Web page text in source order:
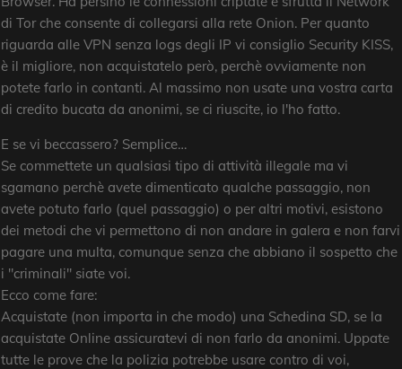
di Tor che consente di collegarsi alla rete Onion. Per quanto
riguarda alle VPN senza logs degli IP vi consiglio Security KISS,
è il migliore, non acquistatelo però, perchè ovviamente non
potete farlo in contanti. Al massimo non usate una vostra carta
di credito bucata da anonimi, se ci riuscite, io l'ho fatto.
E se vi beccassero? Semplice…
Se commettete un qualsiasi tipo di attività illegale ma vi
sgamano perchè avete dimenticato qualche passaggio, non
avete potuto farlo (quel passaggio) o per altri motivi, esistono
dei metodi che vi permettono di non andare in galera e non farvi
pagare una multa, comunque senza che abbiano il sospetto che
i "criminali" siate voi.
Ecco come fare:
Acquistate (non importa in che modo) una Schedina SD, se la
acquistate Online assicuratevi di non farlo da anonimi. Uppate
tutte le prove che la polizia potrebbe usare contro di voi,